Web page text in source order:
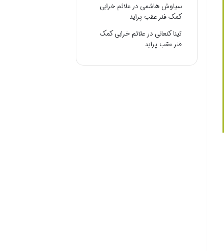
سیاوش هاشمیدر علائم خرابی
کمک فنر عقب پراید
تینا کنعانیدر علائم خرابی کمک
فنر عقب پراید